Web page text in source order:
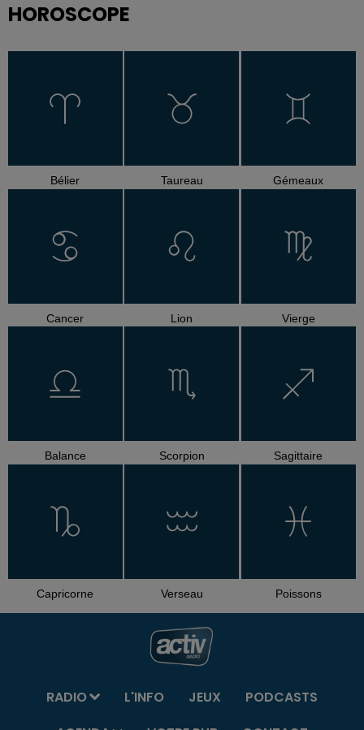
HOROSCOPE
Bélier Taureau Gémeaux
Cancer Lion Vierge
Balance Scorpion Sagittaire
Capricorne Verseau Poissons
RADIO L'INFO JEUX
PODCASTS